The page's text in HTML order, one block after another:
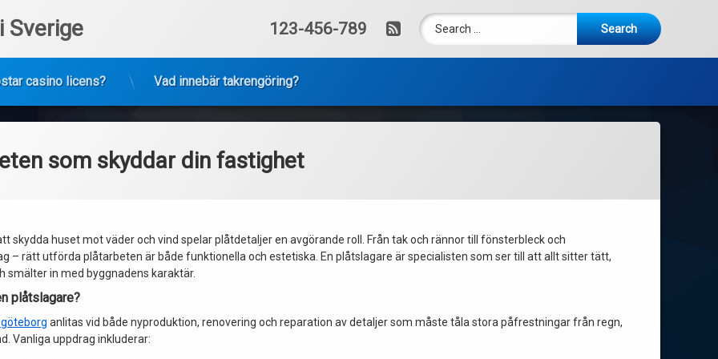
Sverige Tel:
123-456-789 RSSSearch for:
casino licens? Vad innebär takrengöring?
som skyddar din fastighet
skydda huset mot väder och vind spelar plåtdetaljer en avgörande roll. Från tak och rännor till fönsterbleck och
– rätt utförda plåtarbeten är både funktionella och estetiska. En plåtslagare är specialisten som ser till att allt sitter tätt,
smälter in med byggnadens karaktär.
plåtslagare?
anlitas vid både nyproduktion, renovering och reparation av detaljer som måste tåla stora påfrestningar från regn,
Vanliga uppdrag inkluderar: